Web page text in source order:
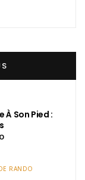
À Son Pied :
RANDO